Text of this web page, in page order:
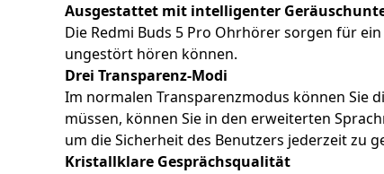
Ausgestattet mit intelligenter
Die Redmi Buds 5 Pro Ohrhörer sorgen für
ungestört hören können.
Drei Transparenz-Modi
Im normalen Transparenzmodus können Sie
müssen, können Sie in den erweiterten
um die Sicherheit des Benutzers jederzeit zu
Kristallklare Gesprächsqualität